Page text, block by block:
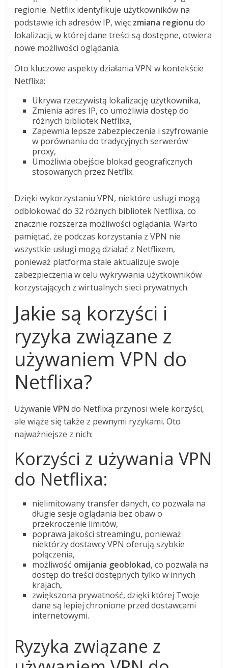
regionie. Netflix identyfikuje użytkowników na
podstawie ich adresów IP, więc zmiana regionu do
lokalizacji, w której dane treści są dostępne, otwiera
nowe możliwości oglądania.
Oto kluczowe aspekty działania VPN w kontekście
Netflixa:
Ukrywa rzeczywistą lokalizację użytkownika,
Zmienia adres IP, co umożliwia dostęp do
różnych bibliotek Netflixa,
Zapewnia lepsze zabezpieczenia i szyfrowanie
w porównaniu do tradycyjnych serwerów
proxy,
Umożliwia obejście blokad geograficznych
stosowanych przez Netflix.
Dzięki wykorzystaniu VPN, niektóre usługi mogą
odblokować do 32 różnych bibliotek Netflixa, co
znacznie rozszerza możliwości oglądania. Warto
pamiętać, że podczas korzystania z VPN nie
wszystkie usługi mogą działać z Netflixem,
ponieważ platforma stale aktualizuje swoje
zabezpieczenia w celu wykrywania użytkowników
korzystających z wirtualnych sieci prywatnych.
Jakie są korzyści i
ryzyka związane z
używaniem VPN do
Netflixa?
UżywanieVPN do Netflixa przynosi wiele korzyści,
ale wiąże się także z pewnymi ryzykami. Oto
najważniejsze z nich:
Korzyści z używania VPN
do Netflixa:
nielimitowany transfer danych, co pozwala na
długie sesje oglądania bez obaw o
przekroczenie limitów,
poprawa jakości streamingu, ponieważ
niektórzy dostawcy VPN oferują szybkie
połączenia,
możliwość omijania geoblokad, co pozwala na
dostęp do treści dostępnych tylko w innych
krajach,
zwiększona prywatność, dzięki której Twoje
dane są lepiej chronione przed dostawcami
internetowymi.
Ryzyka związane z